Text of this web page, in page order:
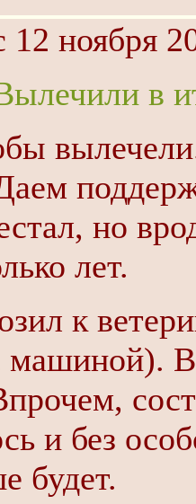
12 ноября
в
но
лет.
к
машиной).
и без
будет.